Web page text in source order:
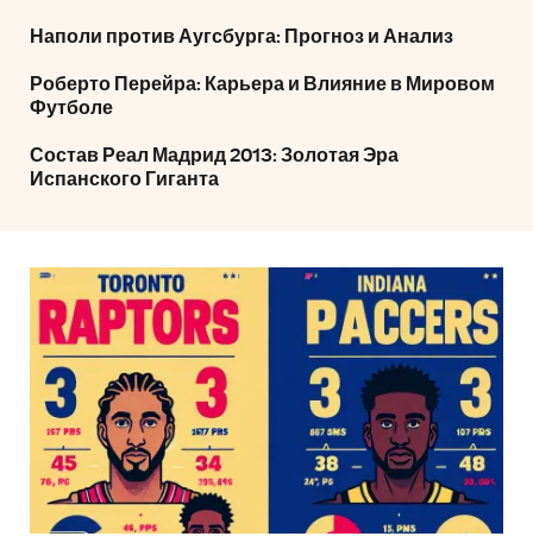
Наполи против Аугсбурга: Прогноз и Анализ
Роберто Перейра: Карьера и Влияние в Мировом
Футболе
Состав Реал Мадрид 2013: Золотая Эра
Испанского Гиганта